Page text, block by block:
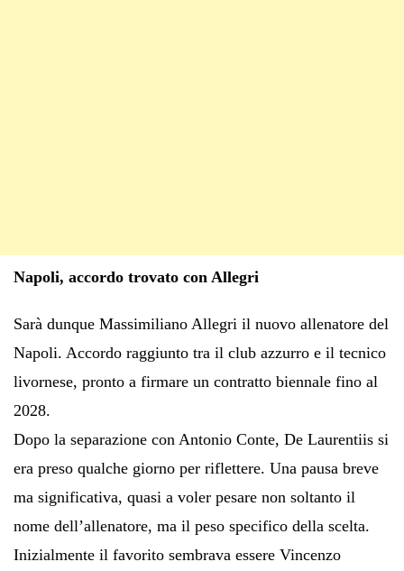
Napoli, accordo trovato con Allegri
Sarà dunque Massimiliano Allegri il nuovo allenatore del
Napoli. Accordo raggiunto tra il club azzurro e il tecnico
livornese, pronto a firmare un contratto biennale fino al
2028.
Dopo la separazione con Antonio Conte, De Laurentiis si
era preso qualche giorno per riflettere. Una pausa breve
ma significativa, quasi a voler pesare non soltanto il
nome dell’allenatore, ma il peso specifico della scelta.
Inizialmente il favorito sembrava essere Vincenzo